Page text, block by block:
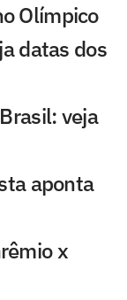
Olímpico
datas dos
veja
aponta
x